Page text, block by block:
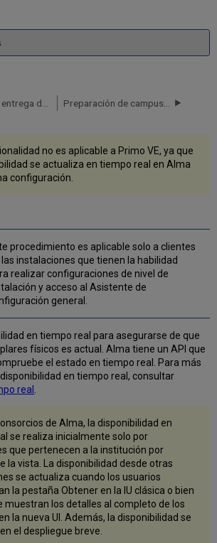
no es aplicable a Primo VE, ya que
se actualiza en tiempo real en Alma
configuración.
procedimiento es aplicable solo a clientes
las instalaciones que tienen la habilidad
realizar configuraciones de nivel de
y acceso al Asistente de
general.
en tiempo real para asegurarse de que
físicos es actual. Alma tiene un API que
el estado en tiempo real. Para más
en tiempo real, consultar
real
de Alma, la disponibilidad en
se realiza inicialmente solo por
que pertenecen a la institución por
la vista. La disponibilidad desde otras
se actualiza cuando los usuarios
la pestaña Obtener en la IU clásica o bien
muestran los detalles al completo de los
la nueva UI. Además, la disponibilidad se
el despliegue breve.